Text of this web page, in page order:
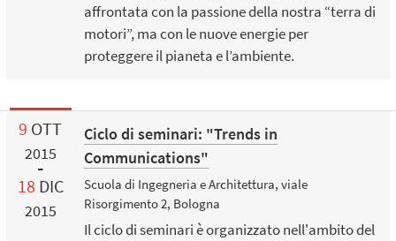
affrontata con la passione della nostra “terra di
motori”, ma con le nuove energie per
proteggere il pianeta e l’ambiente.
9 OTT
2015
18 DIC
2015
Ciclo di seminari: "Trends in
Communications"
Scuola di Ingegneria e Architettura, viale
Risorgimento 2, Bologna
Il ciclo di seminari è organizzato nell'ambito del